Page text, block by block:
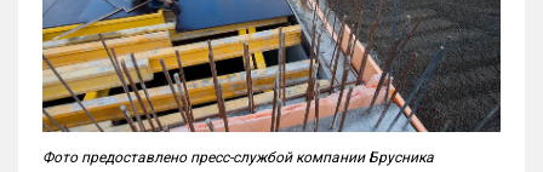
Фото предоставлено пресс-службой компании Брусника